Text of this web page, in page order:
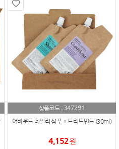
상품코드 : 347291
어바운드 데일리 샴푸 + 트리트먼트 (30ml)
4,152원